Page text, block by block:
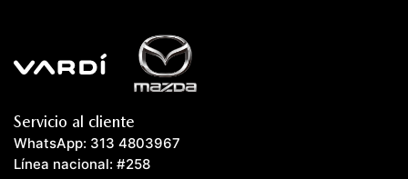
Servicio al cliente
WhatsApp: 313 4803967
Línea nacional: #258